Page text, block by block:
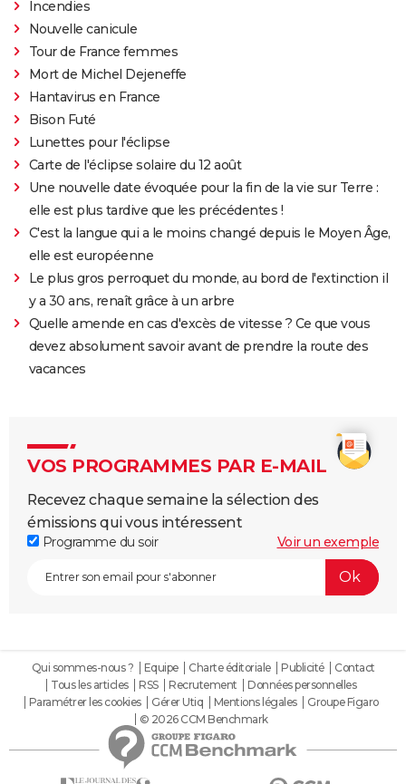
Incendies
Nouvelle canicule
Tour de France femmes
Mort de Michel Dejeneffe
Hantavirus en France
Bison Futé
Lunettes pour l'éclipse
Carte de l'éclipse solaire du 12 août
Une nouvelle date évoquée pour la fin de la vie sur Terre :
elle est plus tardive que les précédentes !
C'est la langue qui a le moins changé depuis le Moyen Âge,
elle est européenne
Le plus gros perroquet du monde, au bord de l'extinction il
y a 30 ans, renaît grâce à un arbre
Quelle amende en cas d'excès de vitesse ? Ce que vous
devez absolument savoir avant de prendre la route des
vacances
VOS PROGRAMMES PAR E-MAIL
Recevez chaque semaine la sélection des
émissions qui vous intéressent
Programme du soir Voir un exemple
Qui sommes-nous ? Equipe Charte éditoriale Publicité
Contact
Tous les articles
RSS Recrutement
Données personnelles
Paramétrer les cookies
Gérer Utiq Mentions légales
Groupe Figaro
© 2026 CCM Benchmark